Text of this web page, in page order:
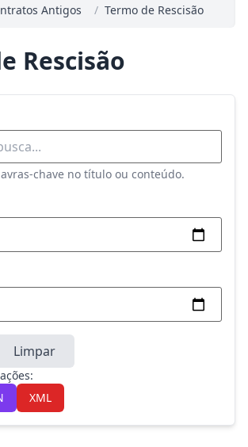
Antigos / Termo de Rescisão
Rescisão
chave no título ou conteúdo.
Limpar
XML